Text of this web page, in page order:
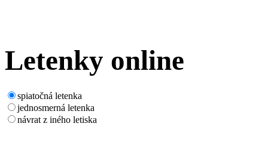
Letenky online
spiatočná letenka
jednosmerná letenka
návrat z iného letiska